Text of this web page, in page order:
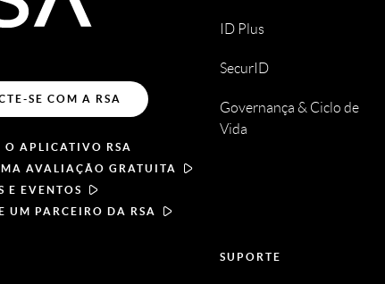
SE COM A RSA
O APLICATIVO RSA
AVALIAÇÃO GRATUITA
E EVENTOS
UM PARCEIRO DA RSA
ID Plus
SecurID
Governança & Ciclo de
Vida
SUPORTE